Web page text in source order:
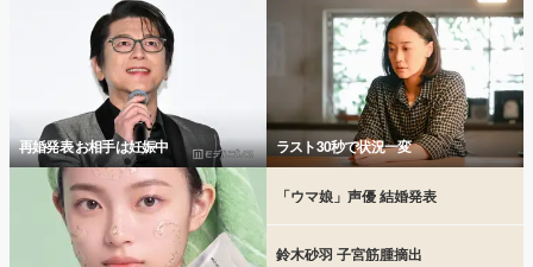
再婚発表 お相手は妊娠中 ラスト30秒で状況一変
「ウマ娘」声優 結婚発表
鈴木砂羽 子宮筋腫摘出